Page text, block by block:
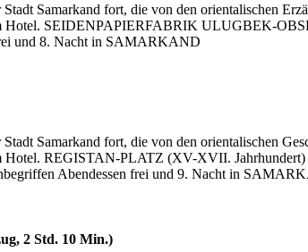
Samarkand fort, die von den orientalischen
Hotel. SEIDENPAPIERFABRIK ULUGBEK-
und 8. Nacht in SAMARKAND
Samarkand fort, die von den orientalischen
Hotel. REGISTAN-PLATZ (XV-XVII.
Abendessen frei und 9. Nacht in
2 Std. 10 Min.)